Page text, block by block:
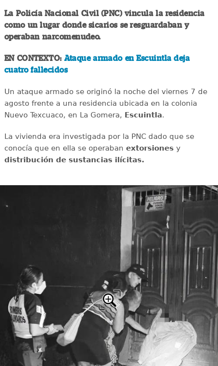
La Policía Nacional Civil (PNC) vincula la residencia
como un lugar donde sicarios se resguardaban y
operaban narcomenudeo.
EN CONTEXTO: Ataque armado en Escuintla deja
cuatro fallecidos
Un ataque armado se originó la noche del viernes 7 de
agosto frente a una residencia ubicada en la colonia
Nuevo Texcuaco, en La Gomera, Escuintla.
La vivienda era investigada por la PNC dado que se
conocía que en ella se operaban extorsionesy
distribución de sustancias ilícitas.